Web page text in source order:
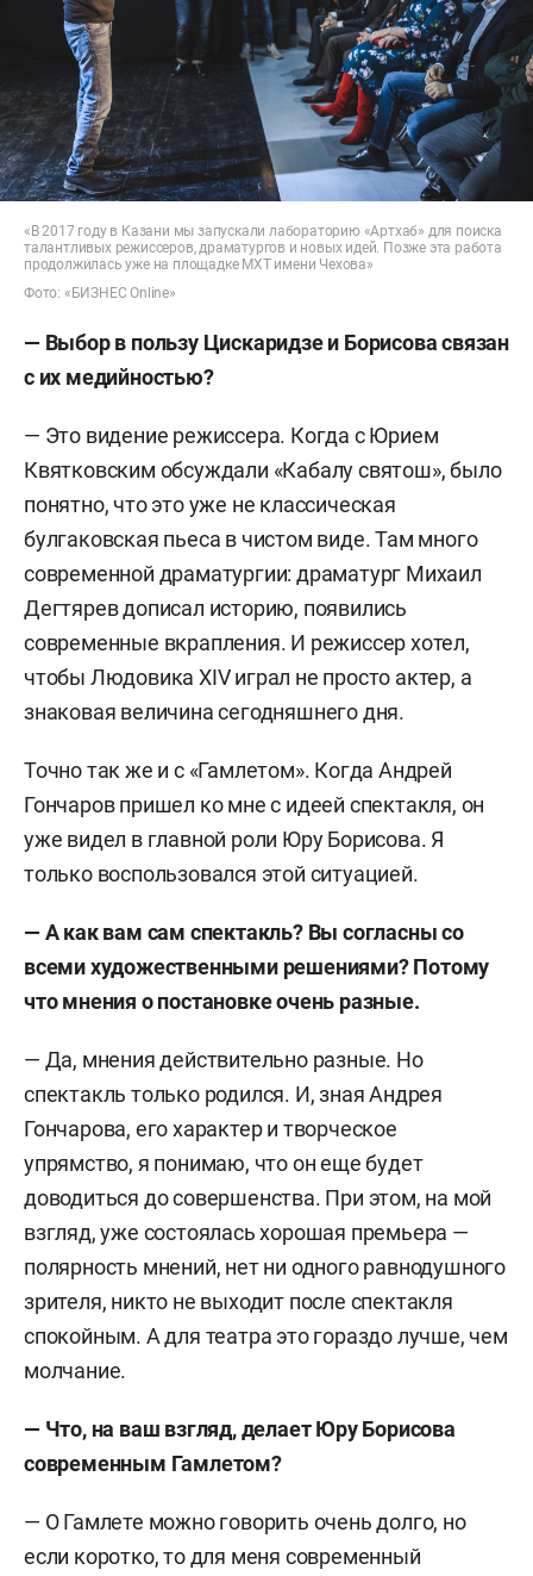
«В 2017 году в Казани мы запускали лабораторию «Артхаб» для поиска
талантливых режиссеров, драматургов и новых идей. Позже эта работа
продолжилась уже на площадке МХТ имени Чехова»
Фото: «БИЗНЕС Online»
— Выбор в пользу Цискаридзе и Борисова связан
с их медийностью?
— Это видение режиссера. Когда с Юрием
Квятковским обсуждали «Кабалу святош», было
понятно, что это уже не классическая
булгаковская пьеса в чистом виде. Там много
современной драматургии: драматург Михаил
Дегтярев дописал историю, появились
современные вкрапления. И режиссер хотел,
чтобы Людовика XIV играл не просто актер, а
знаковая величина сегодняшнего дня.
Точно так же и с «Гамлетом». Когда Андрей
Гончаров пришел ко мне с идеей спектакля, он
уже видел в главной роли Юру Борисова. Я
только воспользовался этой ситуацией.
— А как вам сам спектакль? Вы согласны со
всеми художественными решениями? Потому
что мнения о постановке очень разные.
— Да, мнения действительно разные. Но
спектакль только родился. И, зная Андрея
Гончарова, его характер и творческое
упрямство, я понимаю, что он еще будет
доводиться до совершенства. При этом, на мой
взгляд, уже состоялась хорошая премьера —
полярность мнений, нет ни одного равнодушного
зрителя, никто не выходит после спектакля
спокойным. А для театра это гораздо лучше, чем
молчание.
— Что, на ваш взгляд, делает Юру Борисова
современным Гамлетом?
— О Гамлете можно говорить очень долго, но
если коротко, то для меня современный